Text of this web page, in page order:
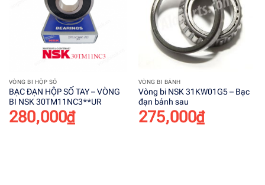
VÒNG BI HỘP SỐ
BẠC ĐẠN HỘP SỐ TAY – VÒNG
BI NSK 30TM11NC3**UR
280,000₫
Add to
wishlist
VÒNG BI BÁNH
Vòng bi NSK 31KW01G5 – Bạc
đạn bánh sau
275,000₫